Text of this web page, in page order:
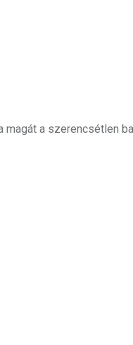
magát a szerencsétlen